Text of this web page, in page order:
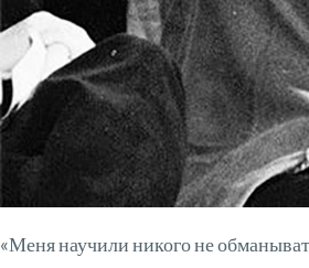
«Меня научили никого не